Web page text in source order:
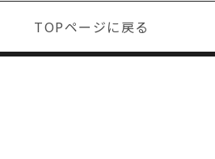
TOPページに戻る